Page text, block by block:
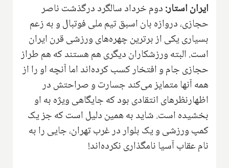
ایران استار:دوم خرداد سالگرد درگذشت ناصر
حجازی، دروازه بان اسبق تیم ملی فوتبال و به زعم
بسیاری یکی از برترین چهره‌های ورزشی قرن ایران
است. البته ورزشکاران دیگری هم هستند که هم طراز
حجازی جام و افتخار کسب کرده‌اند اما آنچه او را از
همه آنها متمایز می‌کند جسارت و صراحتش در
اظهارنظرهای انتقادی بود که جایگاهی ویژه به او
بخشیده است. شاید به همین دلیل است که جز یک
کمپ ورزشی و یک بلوار در غرب تهران، جایی را به
نام عقاب آسیا نامگذاری نکرده‌اند!